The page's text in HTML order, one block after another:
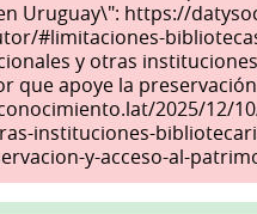
Uruguay\": https://
#limitaciones-
y otras
que apoye la
2025/12/
instituciones-
y-acceso-al-